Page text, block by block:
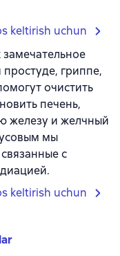
keltirish uchun
гриппе,
очистить
печень,
железу и желчный
мы
с
keltirish uchun